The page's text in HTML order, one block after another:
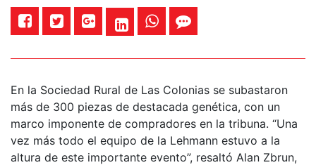
En la Sociedad Rural de Las Colonias se subastaron
más de 300 piezas de destacada genética, con un
marco imponente de compradores en la tribuna. “Una
vez más todo el equipo de la Lehmann estuvo a la
altura de este importante evento”, resaltó Alan Zbrun,